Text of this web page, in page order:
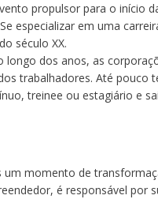
propulsor para o início
especializar em uma
século XX.
longo dos anos, as
trabalhadores. Até
treinee ou estagiário e
um momento de
é responsável por